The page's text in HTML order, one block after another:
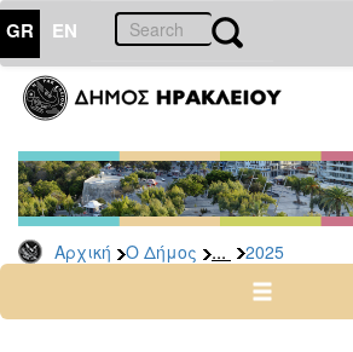
GR EN
Αρχική Ο Δήμος ... 2025
ΔΗΜΟΣ
Δελτία
Τύπου
Αρχείο
2026
2024